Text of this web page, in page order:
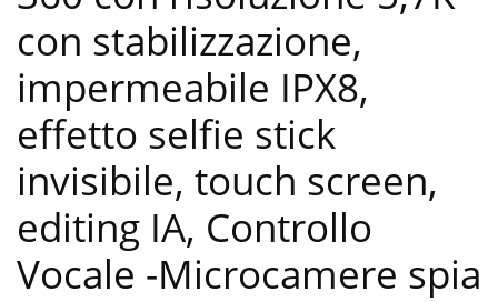
con stabilizzazione,
impermeabile IPX8,
effetto selfie stick
invisibile, touch screen,
editing IA, Controllo
Vocale -Microcamere spia